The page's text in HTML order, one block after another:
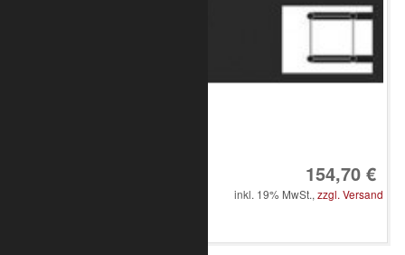
154,70 €
inkl. 19% MwSt., zzgl. Versand